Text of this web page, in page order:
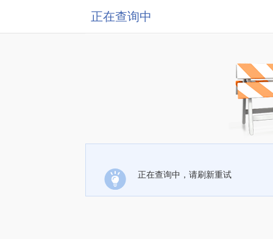
正在查询中
正在查询中，请刷新重试